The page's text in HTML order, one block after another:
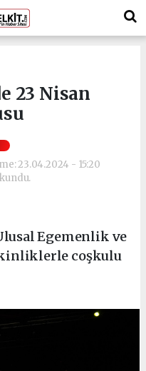
23 Nisan
23.04.2024 - 15:20
Egemenlik ve
coşkulu